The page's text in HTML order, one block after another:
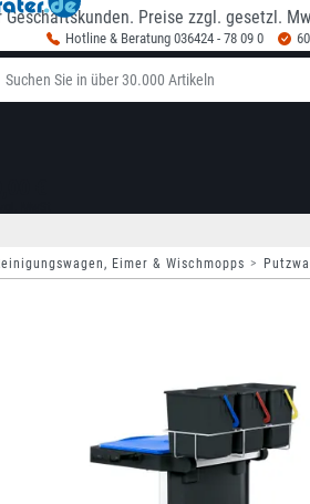
Preise zzgl. gesetzl.
Hotline & Beratung 036424 - 78 09 0
Eimer & Wischmopps